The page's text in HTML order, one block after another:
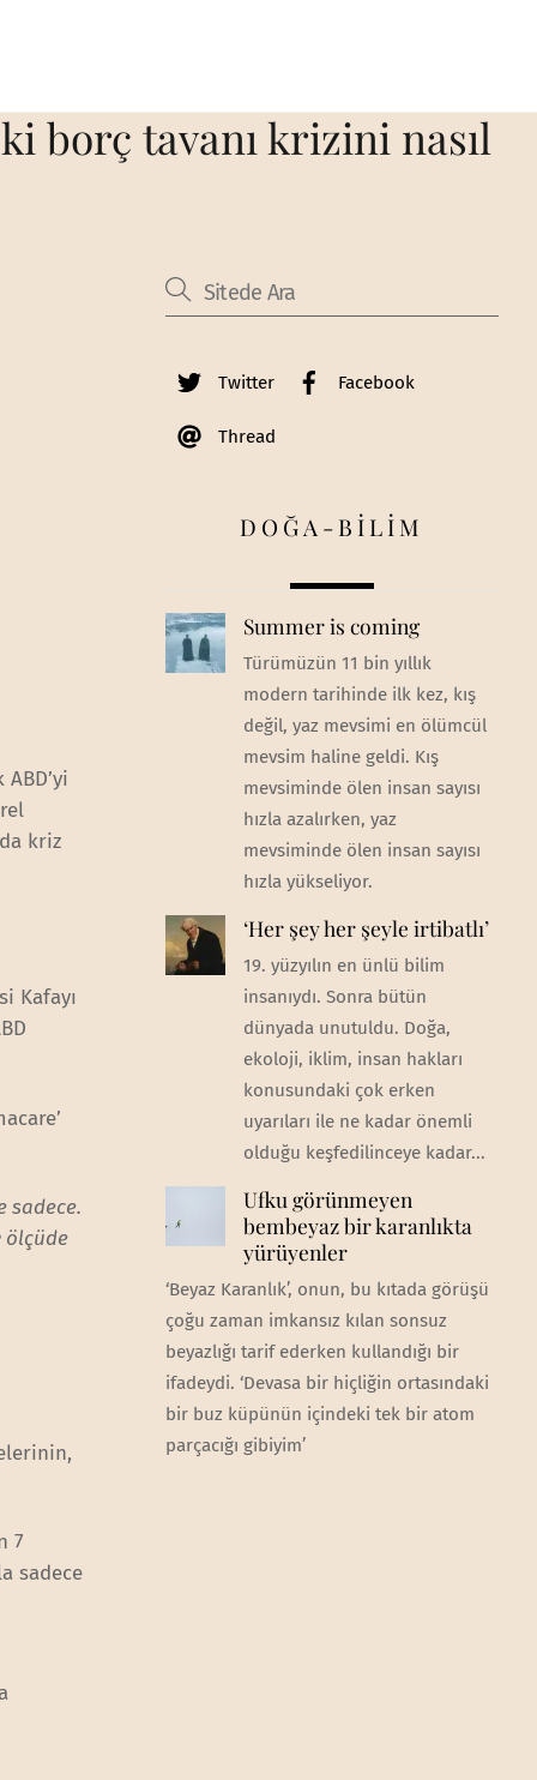
borç tavanı krizini nasıl
kriz
Kafayı
sadece.
ölçüde
7
sadece
Twitter Facebook
Thread
DOĞA-BİLİM
Summer is coming
Türümüzün 11 bin yıllık
modern tarihinde ilk kez, kış
değil, yaz mevsimi en ölümcül
mevsim haline geldi. Kış
mevsiminde ölen insan sayısı
hızla azalırken, yaz
mevsiminde ölen insan sayısı
hızla yükseliyor.
‘Her şey her şeyle irtibatlı’
19. yüzyılın en ünlü bilim
insanıydı. Sonra bütün
dünyada unutuldu. Doğa,
ekoloji, iklim, insan hakları
konusundaki çok erken
uyarıları ile ne kadar önemli
olduğu keşfedilinceye kadar...
Ufku görünmeyen
bembeyaz bir karanlıkta
yürüyenler
‘Beyaz Karanlık’, onun, bu kıtada görüşü
çoğu zaman imkansız kılan sonsuz
beyazlığı tarif ederken kullandığı bir
ifadeydi. ‘Devasa bir hiçliğin ortasındaki
bir buz küpünün içindeki tek bir atom
parçacığı gibiyim’